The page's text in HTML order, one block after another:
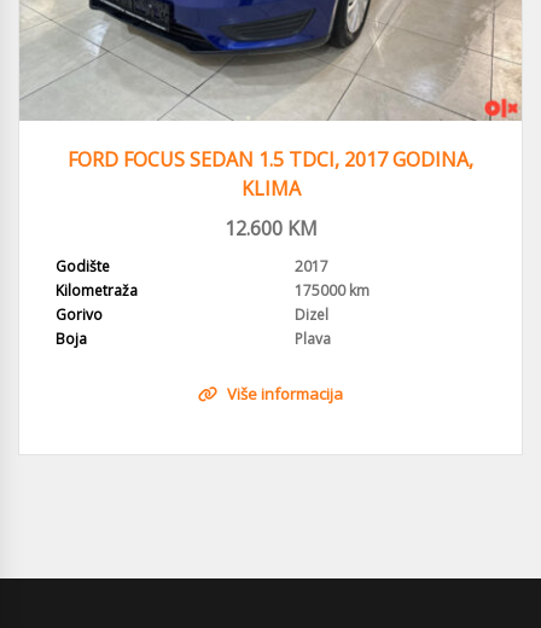
FORD FOCUS SEDAN 1.5 TDCI, 2017 GODINA,
KLIMA
12.600KM
Godište
2017
Kilometraža
175000 km
Gorivo
Dizel
Boja
Plava
Više informacija